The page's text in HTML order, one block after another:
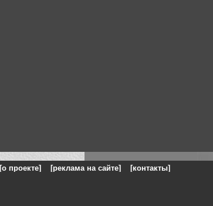
[о проекте] [реклама на сайте] [контакты]